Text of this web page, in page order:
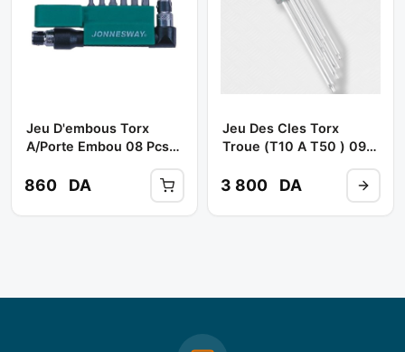
Jeu D'embous Torx
A/porte Embou 08 Pcs (
T 10-T 40) S08h2s8s **
JONNESWAY
860 DA
Jeu Des Cles Torx
Troue (t10 A T50 ) 09
Pcs Ref: Gaal0915 **
TOPTUL
3 800 DA